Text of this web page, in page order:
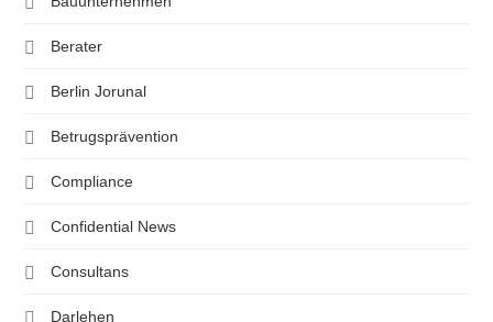
Berater
Berlin Jorunal
Betrugsprävention
Compliance
Confidential News
Consultans
Darlehen